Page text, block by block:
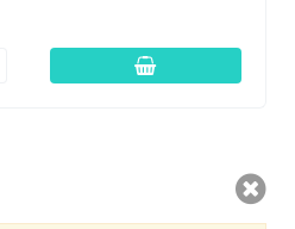
aggiungi al